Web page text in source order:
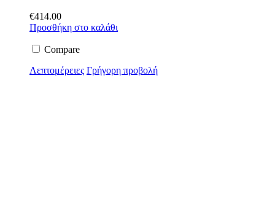
€414.00
Προσθήκη στο καλάθι
Compare
Λεπτομέρειες Γρήγορη προβολή